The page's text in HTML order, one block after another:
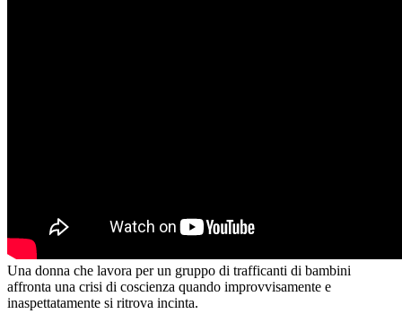
Una donna che lavora per un gruppo di trafficanti di bambini
affronta una crisi di coscienza quando improvvisamente e
inaspettatamente si ritrova incinta.